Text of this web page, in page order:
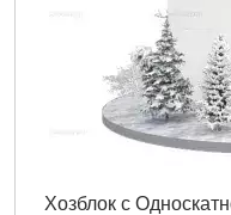
Хозблок с